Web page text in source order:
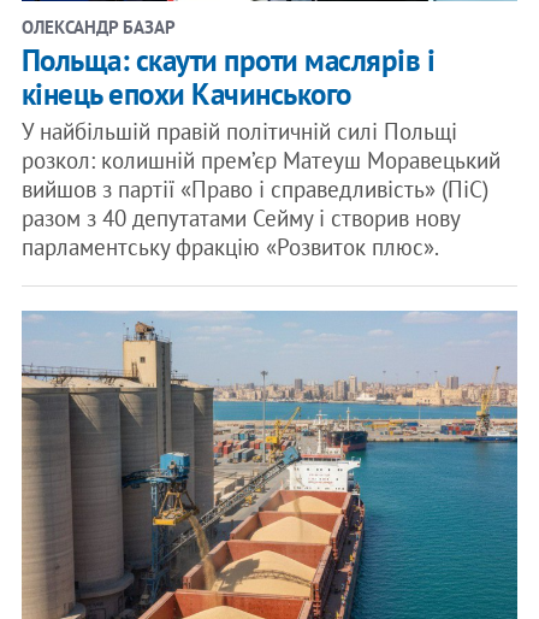
ОЛЕКСАНДР БАЗАР
Польща: скаути проти маслярів і
кінець епохи Качинського
У найбільшій правій політичній силі Польщі
розкол: колишній прем’єр Матеуш Моравецький
вийшов з партії «Право і справедливість» (ПіС)
разом з 40 депутатами Сейму і створив нову
парламентську фракцію «Розвиток плюс».